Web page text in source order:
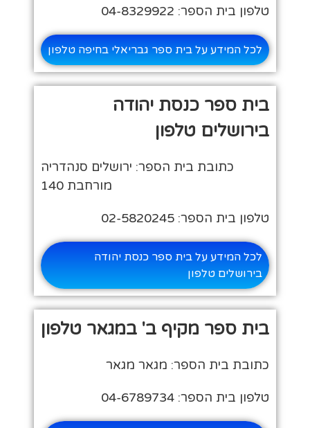
טלפון בית הספר: 04-8329922
לכל המידע על בית ספר גבריאלי בחיפה טלפון
בית ספר כנסת יהודה
בירושלים טלפון
כתובת בית הספר: ירושלים סנהדריה
מורחבת 140
טלפון בית הספר: 02-5820245
לכל המידע על בית ספר כנסת יהודה
בירושלים טלפון
בית ספר מקיף ב' במגאר טלפון
כתובת בית הספר: מגאר מגאר
טלפון בית הספר: 04-6789734